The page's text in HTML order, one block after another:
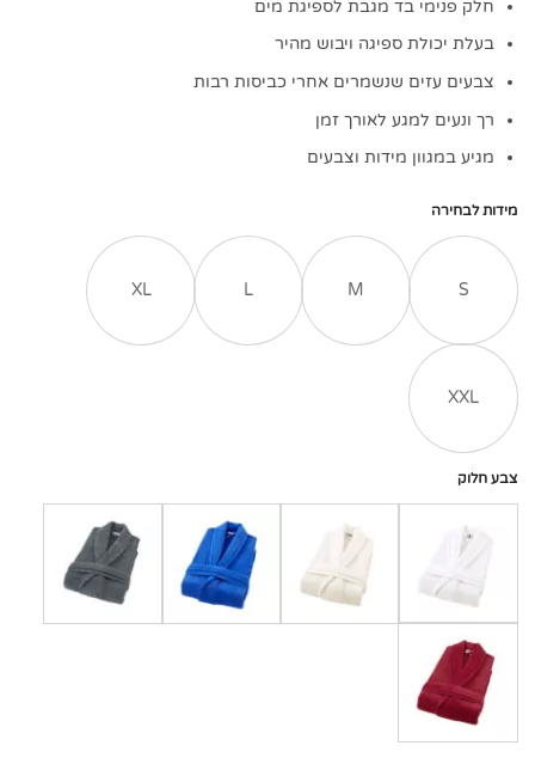
חלק פנימי בד מגבת לספיגת מים
בעלת יכולת ספיגה ויבוש מהיר
צבעים עזים שנשמרים אחרי כביסות רבות
רך ונעים למגע לאורך זמן
מגיע במגוון מידות וצבעים
מידות לבחירה
S
M
L
XL
XXL
צבע חלוק